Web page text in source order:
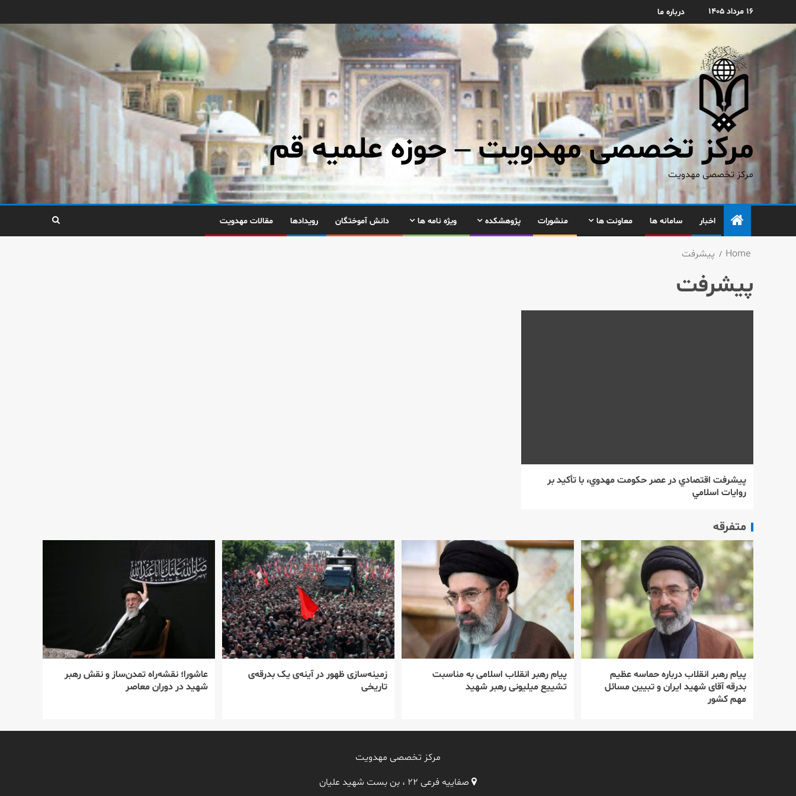
۱۶ مرداد ۱۴۰۵ درباره ما
مرکز تخصصی مهدویت – حوزه علمیه قم
مرکز تخصصی مهدویت
اخبار سامانه ها معاونت ها منشورات پژوهشکده ویژه نامه ها دانش آموختگان رویدادها مقالات مهدویت
Home پيشرفت
پيشرفت
پيشرفت اقتصادي در عصر حكومت مهدوي، با تأكيد بر
روايات اسلامي
متفرقه
پیام رهبر انقلاب درباره حماسه عظیم
بدرقه آقای شهید ایران و تبیین مسائل
مهم کشور
پیام رهبر انقلاب اسلامی به مناسبت
تشییع میلیونی رهبر شهید
زمینه‌سازی ظهور در آینه‌ی یک بدرقه‌ی
تاریخی
عاشورا؛ نقشه‌راه تمدن‌ساز و نقش رهبر
شهید در دوران معاصر
مرکز تخصصی مهدویت
صفاییه فرعی ۲۲ ، بن بست شهید علیان